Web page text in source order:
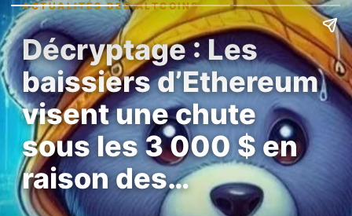
ACTUALITÉS DES ALTCOINS
Décryptage : Les
baissiers d’Ethereum
visent une chute
sous les 3 000 $ en
raison des…